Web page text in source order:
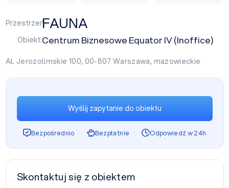
Przestrzeń:FAUNA
Obiekt:Centrum Biznesowe Equator IV (Inoffice)
Al. Jerozolimskie 100, 00-807Warszawa, mazowieckie
Wyślij zapytanie do obiektu
Bezpośrednio Bezpłatnie Odpowiedź w 24h
Skontaktuj się z obiektem